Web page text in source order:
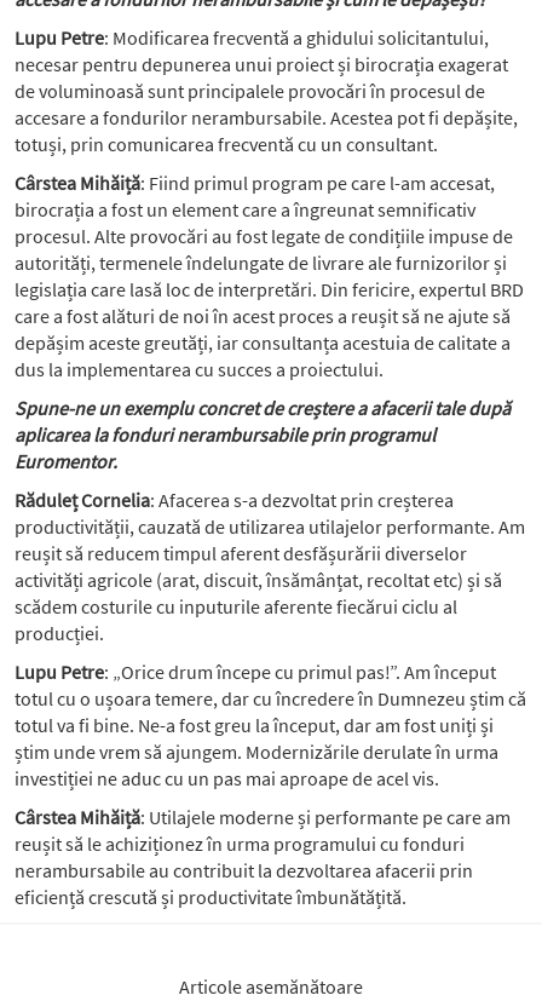
Lupu Petre: Modificarea frecventă a ghidului solicitantului,
necesar pentru depunerea unui proiect și birocrația exagerat
de voluminoasă sunt principalele provocări în procesul de
accesare a fondurilor nerambursabile. Acestea pot fi depășite,
totuși, prin comunicarea frecventă cu un consultant.
Cârstea Mihăiță: Fiind primul program pe care l-am accesat,
birocrația a fost un element care a îngreunat semnificativ
procesul. Alte provocări au fost legate de condițiile impuse de
autorități, termenele îndelungate de livrare ale furnizorilor și
legislația care lasă loc de interpretări. Din fericire, expertul BRD
care a fost alături de noi în acest proces a reușit să ne ajute să
depășim aceste greutăți, iar consultanța acestuia de calitate a
dus la implementarea cu succes a proiectului.
Spune-ne un exemplu concret de creștere a afacerii tale după
aplicarea la fonduri nerambursabile prin programul
Euromentor.
Răduleț Cornelia: Afacerea s-a dezvoltat prin creșterea
productivității, cauzată de utilizarea utilajelor performante. Am
reușit să reducem timpul aferent desfășurării diverselor
activități agricole (arat, discuit, însămânțat, recoltat etc) și să
scădem costurile cu inputurile aferente fiecărui ciclu al
producției.
Lupu Petre: „Orice drum începe cu primul pas!”. Am început
totul cu o ușoara temere, dar cu încredere în Dumnezeu știm că
totul va fi bine. Ne-a fost greu la început, dar am fost uniți și
știm unde vrem să ajungem. Modernizările derulate în urma
investiției ne aduc cu un pas mai aproape de acel vis.
Cârstea Mihăiță: Utilajele moderne și performante pe care am
reușit să le achiziționez în urma programului cu fonduri
nerambursabile au contribuit la dezvoltarea afacerii prin
eficiență crescută și productivitate îmbunătățită.
Articole asemănătoare